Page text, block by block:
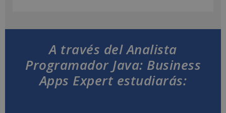
A través del Analista
Programador Java: Business
Apps Expert estudiarás: